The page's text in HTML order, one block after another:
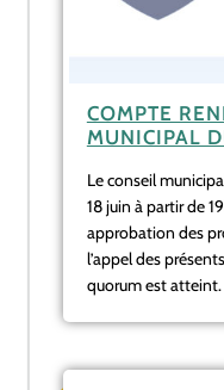
COMPTE
MUNICIPAL
Le conseil
18 juin à partir
approbation des
l’appel des
quorum est atteint.